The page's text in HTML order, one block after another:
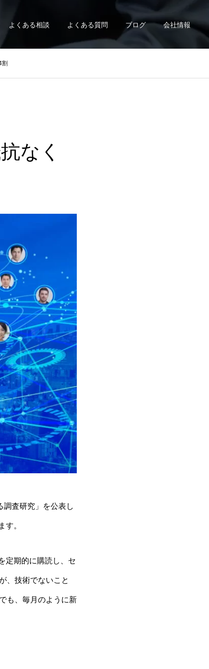
よくある相談 よくある質問 ブログ 会社情報
割
なく
調査研究 」を公表し
す。
定期的に購読し、セ
、技術でないこと
も、毎月のように新